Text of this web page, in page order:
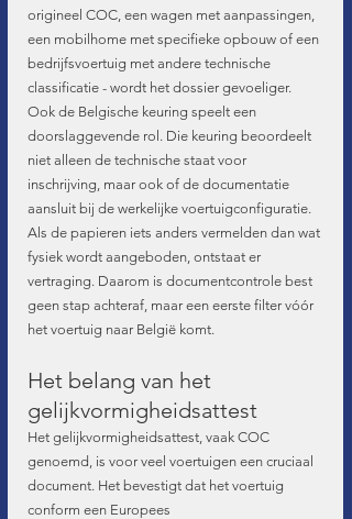
origineel COC, een wagen met aanpassingen,
een mobilhome met specifieke opbouw of een
bedrijfsvoertuig met andere technische
classificatie - wordt het dossier gevoeliger.
Ook de Belgische keuring speelt een
doorslaggevende rol. Die keuring beoordeelt
niet alleen de technische staat voor
inschrijving, maar ook of de documentatie
aansluit bij de werkelijke voertuigconfiguratie.
Als de papieren iets anders vermelden dan wat
fysiek wordt aangeboden, ontstaat er
vertraging. Daarom is documentcontrole best
geen stap achteraf, maar een eerste filter vóór
het voertuig naar België komt.
Het belang van het
gelijkvormigheidsattest
Het gelijkvormigheidsattest, vaak COC
genoemd, is voor veel voertuigen een cruciaal
document. Het bevestigt dat het voertuig
conform een Europees